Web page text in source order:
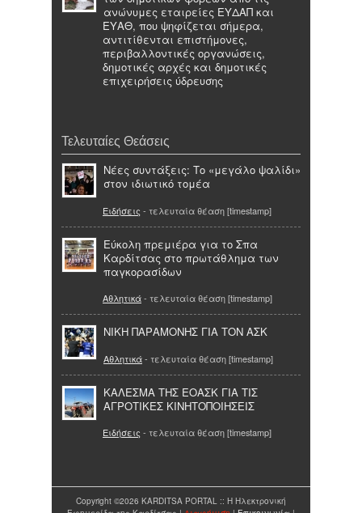
ανώνυμες εταιρείες ΕΥΔΑΠ και
ΕΥΑΘ, που ψηφίζεται σήμερα,
αντιτίθενται επιστήμονες,
περιβαλλοντικές οργανώσεις,
δημοτικές αρχές και δημοτικές
επιχειρήσεις ύδρευσης
Τελευταίες Θεάσεις
Νέες συντάξεις: Το «μεγάλο ψαλίδι»
στον ιδιωτικό τομέα
Ειδήσεις - τελευταία θέαση [timestamp]
Εύκολη πρεμιέρα για το Σπα
Καρδίτσας στο πρωτάθλημα των
παγκορασίδων
Αθλητικά- τελευταία θέαση [timestamp]
ΝΙΚΗ ΠΑΡΑΜΟΝΗΣ ΓΙΑ ΤΟΝ ΑΣΚ
Αθλητικά- τελευταία θέαση [timestamp]
ΚΑΛΕΣΜΑ ΤΗΣ ΕΟΑΣΚ ΓΙΑ ΤΙΣ
ΑΓΡΟΤΙΚΕΣ ΚΙΝΗΤΟΠΟΙΗΣΕΙΣ
Ειδήσεις - τελευταία θέαση [timestamp]
Copyright ©2026 KARDITSA PORTAL :: Η Ηλεκτρονική